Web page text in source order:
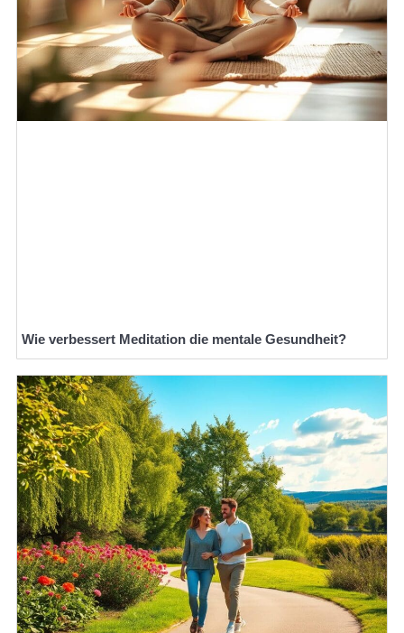
Wie verbessert Meditation die mentale Gesundheit?